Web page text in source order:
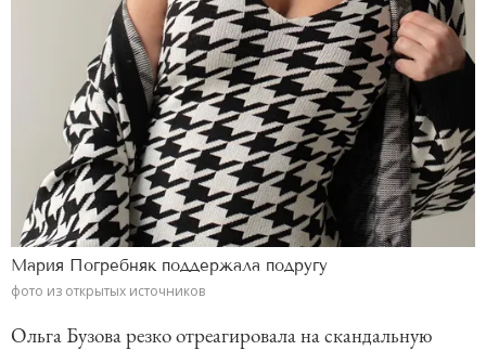
Мария Погребняк поддержала подругу
фото из открытых источников
Ольга Бузова резко отреагировала на скандальную